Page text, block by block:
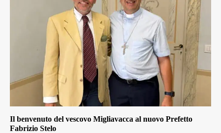
Il benvenuto del vescovo Migliavacca al nuovo Prefetto
Fabrizio Stelo